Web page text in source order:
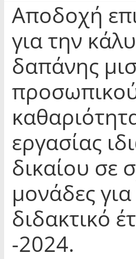
Αποδοχή
για την
δαπάνης
εργασίας
δικαίου σε
μονάδες
διδακτικό
-2024.